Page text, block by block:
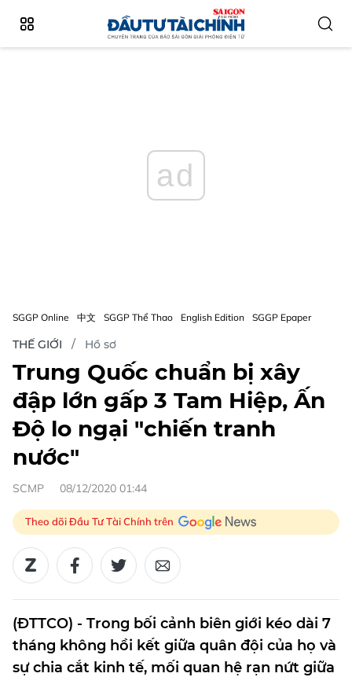
ad
SGGP Online 中文 SGGP Thể Thao English Edition SGGP Epaper
THẾ GIỚI Hồ sơ
Trung Quốc chuẩn bị xây
đập lớn gấp 3 Tam Hiệp, Ấn
Độ lo ngại "chiến tranh
nước"
SCMP 08/12/2020 01:44
Theo dõi Đầu Tư Tài Chính trên
(ĐTTCO) - Trong bối cảnh biên giới kéo dài 7
tháng không hồi kết giữa quân đội của họ và
sự chia cắt kinh tế, mối quan hệ rạn nứt giữa